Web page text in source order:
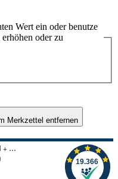
Wert ein oder benutze
oder zu
Merkzettel entfernen